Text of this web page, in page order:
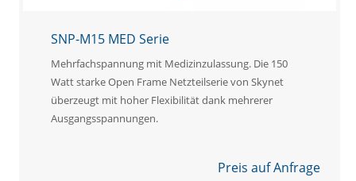
SNP-M15 MED Serie
Mehrfachspannung mit Medizinzulassung. Die 150
Watt starke Open Frame Netzteilserie von Skynet
überzeugt mit hoher Flexibilität dank mehrerer
Ausgangsspannungen.
Preis auf Anfrage